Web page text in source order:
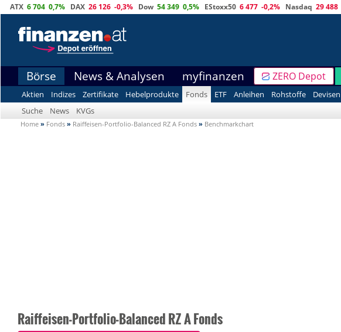
ATX 6 704 0,7% DAX 26 126 -0,3% Dow 54 349 0,5% EStoxx50 6 477 -0,2% Nasdaq 29 488
Börse News & Analysen myfinanzen ZERO Depot
Aktien Indizes Zertifikate Hebelprodukte Fonds ETF Anleihen Rohstoffe Devisen
Suche
News KVGs
Home » Fonds » Raiffeisen-Portfolio-Balanced RZ A Fonds » Benchmarkchart
Raiffeisen-Portfolio-Balanced RZ A Fonds